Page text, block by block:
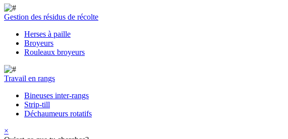
Gestion des résidus de récolte
Herses à paille
Broyeurs
Rouleaux broyeurs
Travail en rangs
Bineuses inter-rangs
Strip-till
Déchaumeurs rotatifs
×